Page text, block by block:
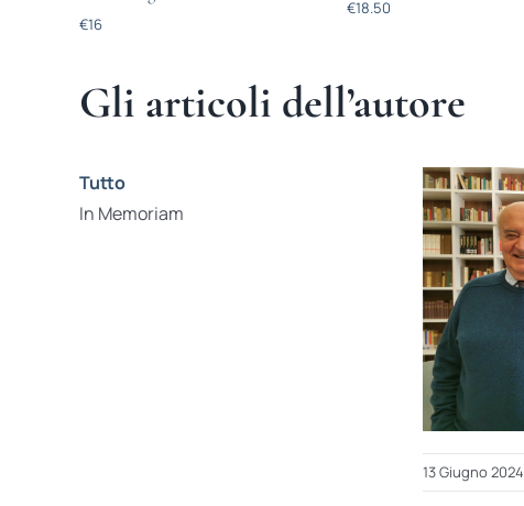
€16
€18.50
Gli articoli dell’autore
Tutto
In Memoriam
13 Giugno 2024